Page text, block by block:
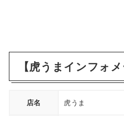
【虎うまインフォメ
店名 虎うま